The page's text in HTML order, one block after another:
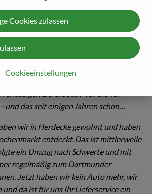
wie den Genießerabend, Gärtnerei-
Online-Weintastings - eines unserer
damals mit dem Weingut Keth)
Dortmund
und das seit einigen Jahren schon…
wir in Herdecke gewohnt und haben
entdeckt. Das ist mittlerweile
ein Umzug nach Schwerte und mit
regelmäßig zum Dortmunder
Jetzt haben wir kein Auto mehr, wir
und da ist für uns Ihr Lieferservice ein
Cookieeinstellungen
Cookies zulassen